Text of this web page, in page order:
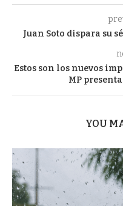
Juan Soto dispara su
Estos son los nuevos
MP
YOU